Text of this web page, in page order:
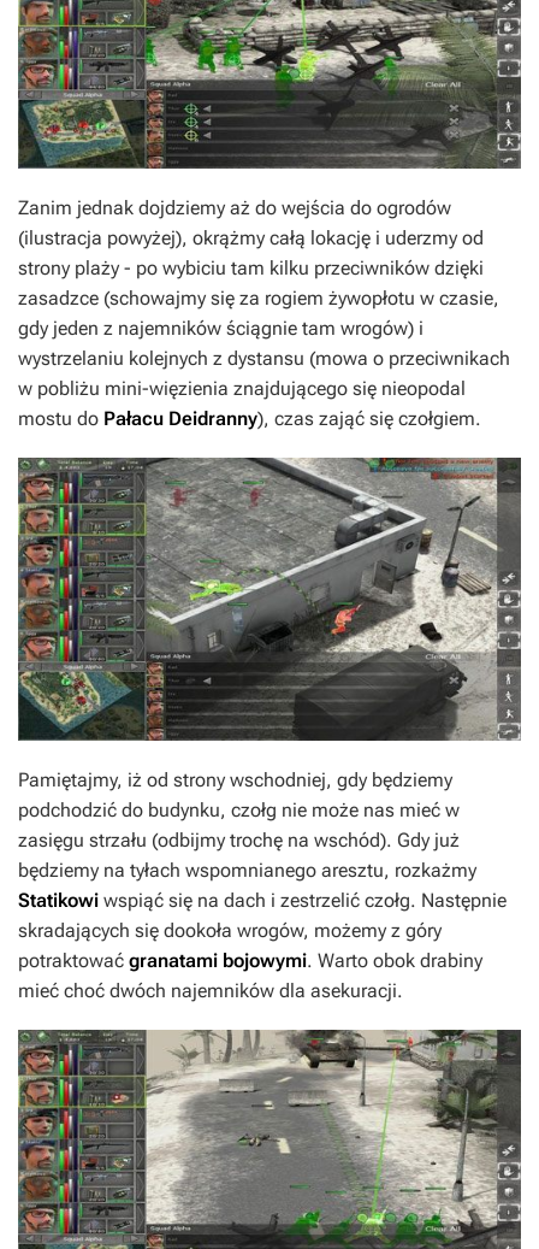
Zanim jednak dojdziemy aż do wejścia do ogrodów
(ilustracja powyżej), okrążmy całą lokację i uderzmy od
strony plaży - po wybiciu tam kilku przeciwników dzięki
zasadzce (schowajmy się za rogiem żywopłotu w czasie,
gdy jeden z najemników ściągnie tam wrogów) i
wystrzelaniu kolejnych z dystansu (mowa o przeciwnikach
w pobliżu mini-więzienia znajdującego się nieopodal
mostu do Pałacu Deidranny), czas zająć się czołgiem.
Pamiętajmy, iż od strony wschodniej, gdy będziemy
podchodzić do budynku, czołg nie może nas mieć w
zasięgu strzału (odbijmy trochę na wschód). Gdy już
będziemy na tyłach wspomnianego aresztu, rozkażmy
Statikowi wspiąć się na dach i zestrzelić czołg. Następnie
skradających się dookoła wrogów, możemy z góry
potraktować granatami bojowymi. Warto obok drabiny
mieć choć dwóch najemników dla asekuracji.